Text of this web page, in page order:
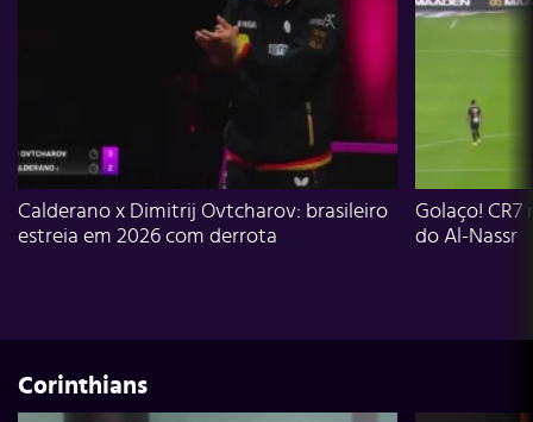
Calderano x Dimitrij Ovtcharov: brasileiro
estreia em 2026 com derrota
Golaço!
do Al-Nassr
Corinthians